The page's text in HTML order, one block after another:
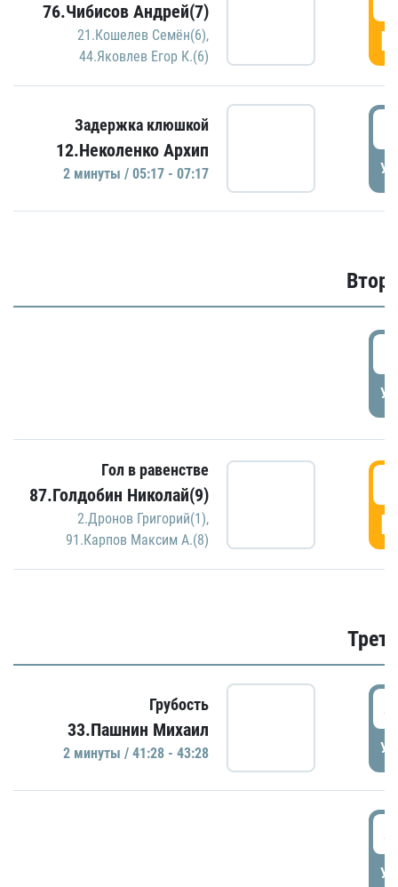
76.Чибисов Андрей(7)
21.Кошелев Семён(6),
44.Яковлев Егор К.(6)
Задержка клюшкой
12.Неколенко Архип
2 минуты / 05:17 - 07:17
Гол в равенстве
87.Голдобин Николай(9)
2.Дронов Григорий(1),
91.Карпов Максим А.(8)
Грубость
33.Пашнин Михаил
2 минуты / 41:28 - 43:28